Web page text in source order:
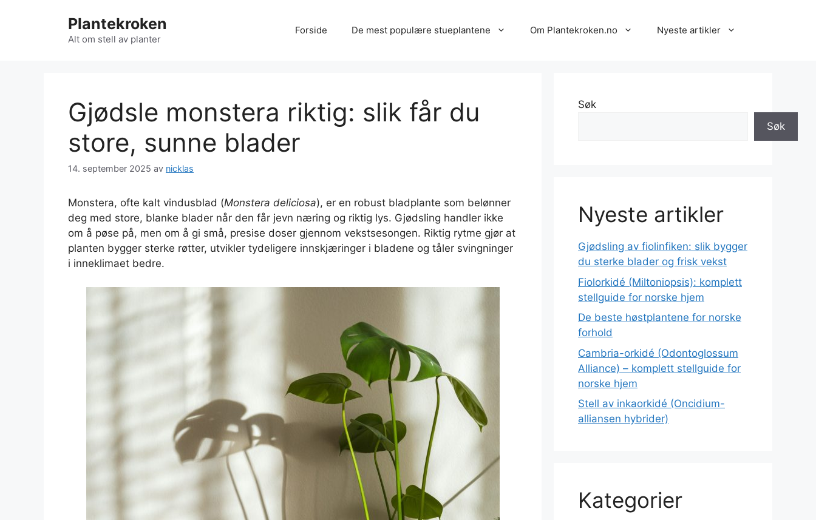
Plantekroken
Alt om stell av planter
Forside De mest populære stueplantene Om Plantekroken.no Nyeste artikler
Gjødsle monstera riktig: slik får du
store, sunne blader
14. september 2025 av nicklas
Monstera, ofte kalt vindusblad (Monstera deliciosa), er en robust bladplante som belønner
deg med store, blanke blader når den får jevn næring og riktig lys. Gjødsling handler ikke
om å pøse på, men om å gi små, presise doser gjennom vekstsesongen. Riktig rytme gjør at
planten bygger sterke røtter, utvikler tydeligere innskjæringer i bladene og tåler svingninger
i inneklimaet bedre.
Søk
Søk
Nyeste artikler
Gjødsling av fiolinfiken: slik bygger
du sterke blader og frisk vekst
Fiolorkidé (Miltoniopsis): komplett
stellguide for norske hjem
De beste høstplantene for norske
forhold
Cambria-orkidé (Odontoglossum
Alliance) – komplett stellguide for
norske hjem
Stell av inkaorkidé (Oncidium-
alliansen hybrider)
Kategorier